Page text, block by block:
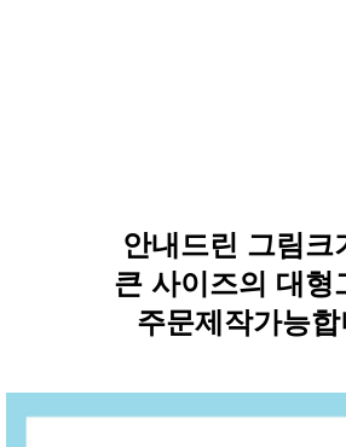
안내드린 그림크
큰 사이즈의 대형
주문제작가능합